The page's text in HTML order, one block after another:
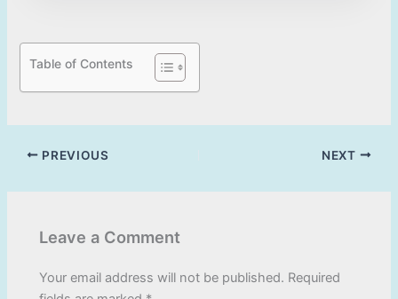
Table of Contents
PREVIOUS NEXT
Leave a Comment
Your email address will not be published. Required